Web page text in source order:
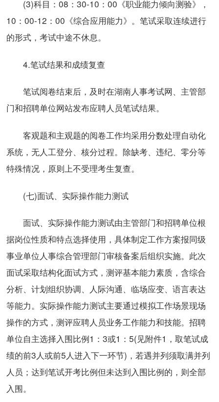
(3)科目：08：30-10：00《职业能力倾向测验》，
10：00-12：00《综合应用能力》。笔试采取连续进行
的形式，考试中途不休息。
4.笔试结果和成绩复查
笔试阅卷结束后，及时在湖南人事考试网、主管部
门和招聘单位网站发布应聘人员笔试结果。
客观题和主观题的阅卷工作均采用分数处理自动化
系统，无人工登分、核分过程。除缺考、违纪、零分等
特殊情况，原则上不受理考生复查。
(七)面试、实际操作能力测试
面试、实际操作能力测试由主管部门和招聘单位根
据岗位性质和特点选择使用，具体制定工作方案报同级
事业单位人事综合管理部门审核备案后组织实施。此次
面试采取结构化面试方式，测评基本能力素质，含综合
分析、计划组织协调、人际沟通、临场应变、语言表达
等能力。实际操作能力测试主要通过模拟工作场景现场
操作的方式，测评应聘人员业务工作能力和技能。招聘
单位自主选择入围比例1：3或1：5(见附件1，取笔试成
绩的前3人或前5人进入下一环节)，若遇并列须取满并列
人员；达到笔试开考比例但未达到入围比例的，则全部
入围。